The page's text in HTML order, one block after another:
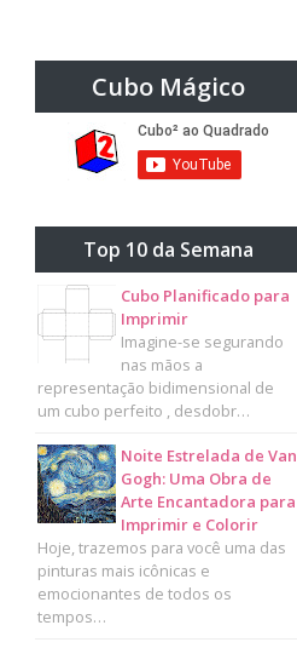
Cubo Mágico
Top 10 da Semana
Cubo Planificado para
Imprimir
Imagine-se segurando
nas mãos a
representação bidimensional de
um cubo perfeito , desdobr…
Noite Estrelada de Van
Gogh: Uma Obra de
Arte Encantadora para
Imprimir e Colorir
Hoje, trazemos para você uma das
pinturas mais icônicas e
emocionantes de todos os
tempos…